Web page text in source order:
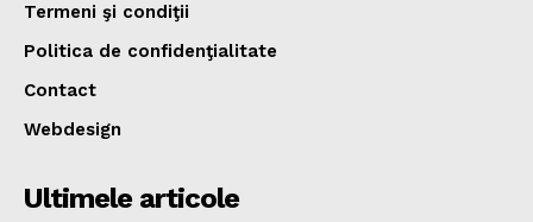
Termeni şi condiţii
Politica de confidenţialitate
Contact
Webdesign
Ultimele articole